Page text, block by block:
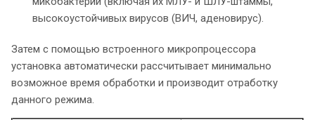
высокоустойчивых вирусов (ВИЧ, аденовирус).
Затем с помощью встроенного микропроцессора
установка автоматически рассчитывает минимально
возможное время обработки и производит отработку
данного режима.